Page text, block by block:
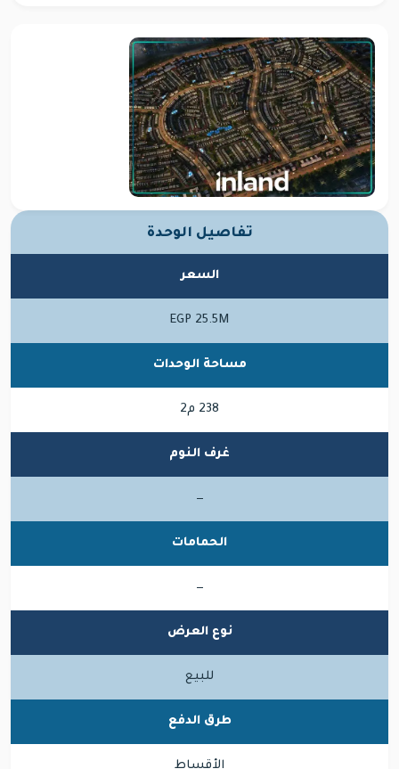
تفاصيل الوحدة
السعر
EGP 25.5M
مساحة الوحدات
238 م2
غرف النوم
—
الحمامات
—
نوع العرض
للبيع
طرق الدفع
الأقساط